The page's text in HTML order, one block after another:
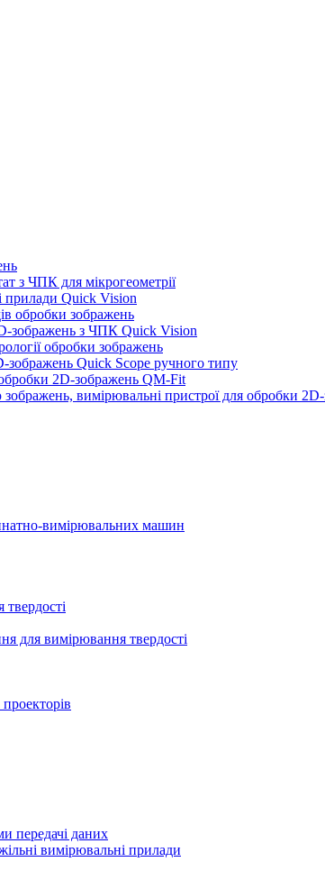
з ЧПК для мікрогеометрії
прилади Quick Vision
обробки зображень
зображень з ЧПК Quick Vision
обробки зображень
Quick Scope ручного типу
2D-зображень QM-Fit
вимірювальні пристрої для обробки
вимірювальних машин
для вимірювання твердості
передачі даних
вимірювальні прилади